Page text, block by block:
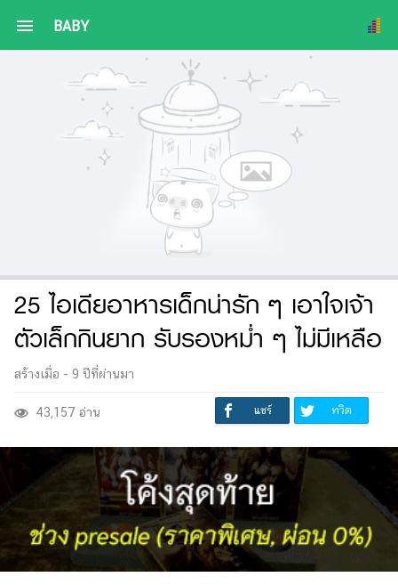
BABY
menu
25 ไอเดียอาหารเด็กน่ารัก ๆ เอาใจเจ้า
ตัวเล็กกินยาก รับรองหม่ำ ๆ ไม่มีเหลือ
สร้างเมื่อ - 9 ปีที่ผ่านมา
43,157 อ่าน แชร์ ทวิต